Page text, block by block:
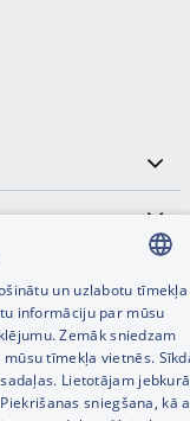
LATVIAN
RUSSIAN
ENGLISH
un uzlabotu tīmekļa
informāciju par mūsu
Zemāk sniedzam
tīmekļa vietnēs.
Lietotājam
sniegšana, kā